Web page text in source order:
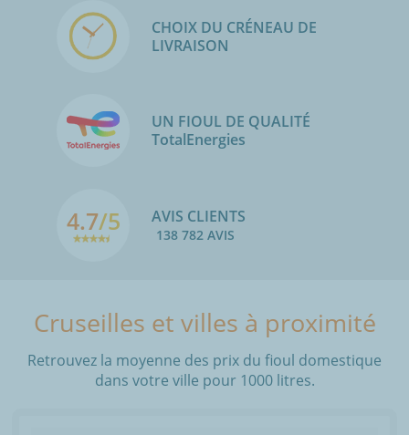
CHOIX DU CRÉNEAU DE
LIVRAISON
UN FIOUL DE QUALITÉ
TotalEnergies
4.7/5 AVIS CLIENTS
138 782 AVIS
Cruseilles et villes à proximité
Retrouvez la moyenne des prix du fioul domestique
dans votre ville pour 1000 litres.